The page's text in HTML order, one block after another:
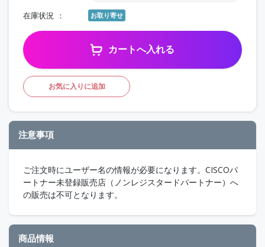
在庫状況 お取り寄せ
カートへ入れる
お気に入りに追加
注意事項
ご注文時にユーザー名の情報が必要になります。CISCOパ
ートナー未登録販売店（ノンレジスタードパートナー）へ
の販売は不可となります。
商品情報